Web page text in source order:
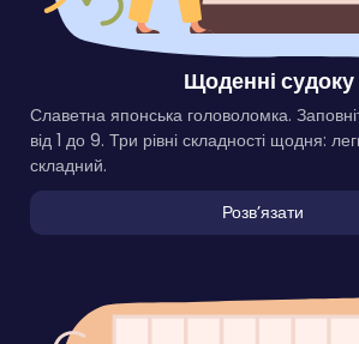
Щоденні судоку
Славетна японська головоломка.
від 1 до 9. Три рівні складності щодня:
складний.
Розвʼязати